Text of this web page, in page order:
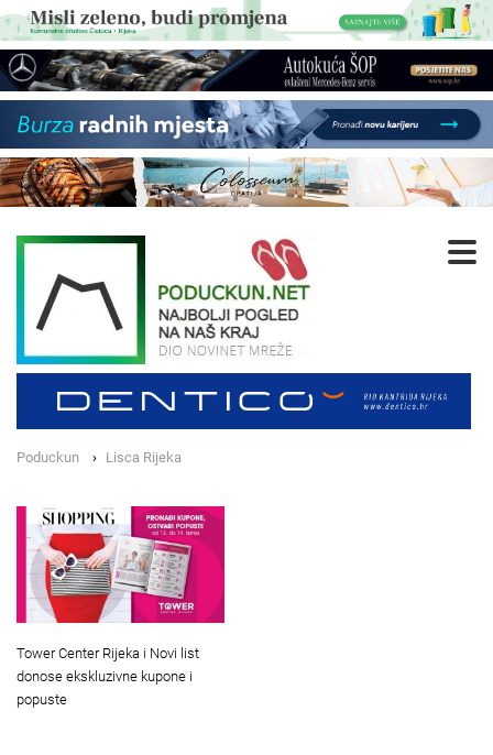
Poduckun Lisca Rijeka
Tower Center Rijeka i Novi list
donose ekskluzivne kupone i
popuste